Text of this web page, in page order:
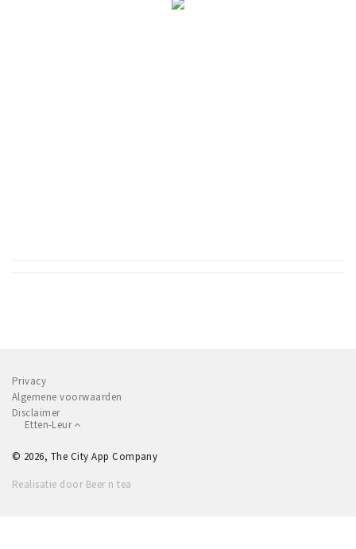
Privacy
Algemene voorwaarden
Disclaimer
Etten-Leur
© 2026, The City App Company
Realisatie door Beer n tea